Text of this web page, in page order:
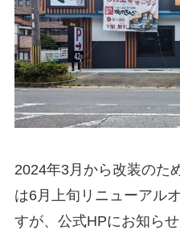
2024年3月から改装のた
は6月上旬リニューアル
すが、公式HPにお知ら